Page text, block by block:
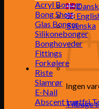
Dansk
Svenska
Ingen
Tilbage
Acryl Bonger
Bong Shop
Glas Bonger
Silikonebonger
Bonghoveder
Fittings
Forkølere
Riste
Slamrør
E-Nail
Abscent Lugtfri